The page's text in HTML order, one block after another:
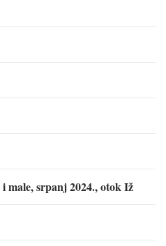
male, srpanj 2024., otok Iž